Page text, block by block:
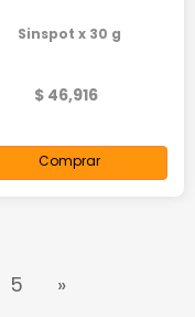
Sinspot x 30 g
$ 46,916
Comprar
5 »